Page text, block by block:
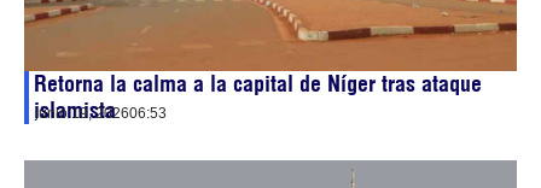
Retorna la calma a la capital de Níger tras ataque
islamista
junio 19, 202606:53